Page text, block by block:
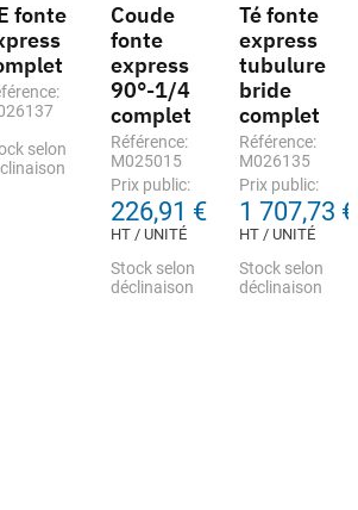
fonte
selon
Coude
fonte
express
90°-1/4
complet
Référence:
M025015
Prix public:
226,91 €
HT / UNITÉ
Stock selon
déclinaison
Té fonte
express
tubulure
bride
complet
Référence:
M026135
Prix public:
1 707,73 €
HT / UNITÉ
Stock selon
déclinaison